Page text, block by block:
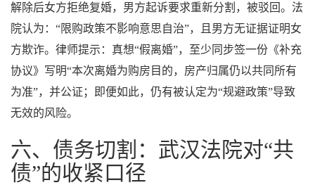
解除后女方拒绝复婚，男方起诉要求重新分割，被驳回。法
院认为：“限购政策不影响意思自治”，且男方无证据证明女
方欺诈。律师提示：真想“假离婚”，至少同步签一份《补充
协议》写明“本次离婚为购房目的，房产归属仍以共同所有
为准”，并公证；即便如此，仍有被认定为“规避政策”导致
无效的风险。
六、债务切割：武汉法院对“共
债”的收紧口径